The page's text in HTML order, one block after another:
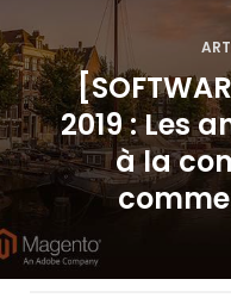
o
n
d
e
l
’
2019 : Les
à la